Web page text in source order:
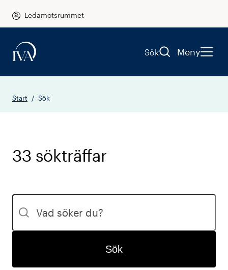
Ledamotsrummet
Sök Meny
Start Sök
33 sökträffar
Sök